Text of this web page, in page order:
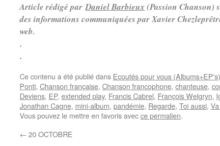
Article rédigé parDaniel Barbieux (Passion Chanson)
des informations communiquées par Xavier
web.
.
.
Ce contenu a été publié dans Ecoutés pour vous (Albums+EP's)
Ponti, Chanson française, Chanson francophone, chanteuse,
Deviens, EP, extended play, Francis Cabrel, François Welgryn,
Jonathan Cagne, mini-album, pandémie, Regarde, Toi aussi,
Vous pouvez le mettre en favoris avecce permalien.
← 20 OCTOBRE